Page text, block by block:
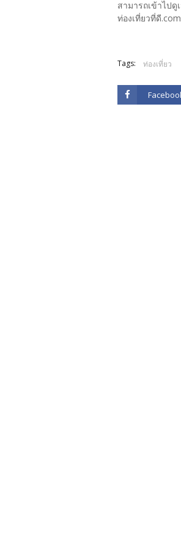
สามารถเข้าไป
ท่องเที่ยวที่ดี
Tags: ท่องเที่ยว